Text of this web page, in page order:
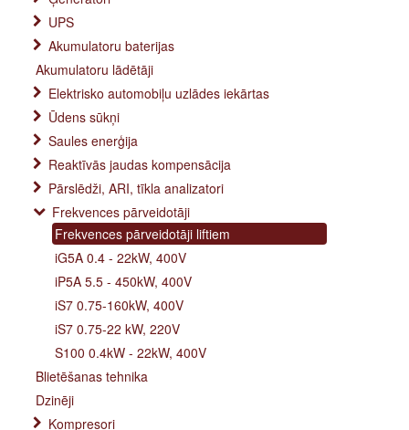
UPS
Akumulatoru baterijas
Akumulatoru lādētāji
Elektrisko automobiļu uzlādes iekārtas
Ūdens sūkņi
Saules enerģija
Reaktīvās jaudas kompensācija
Pārslēdži, ARI, tīkla analizatori
Frekvences pārveidotāji
Frekvences pārveidotāji liftiem
iG5A 0.4 - 22kW, 400V
iP5A 5.5 - 450kW, 400V
iS7 0.75-160kW, 400V
iS7 0.75-22 kW, 220V
S100 0.4kW - 22kW, 400V
Blietēšanas tehnika
Dzinēji
Kompresori